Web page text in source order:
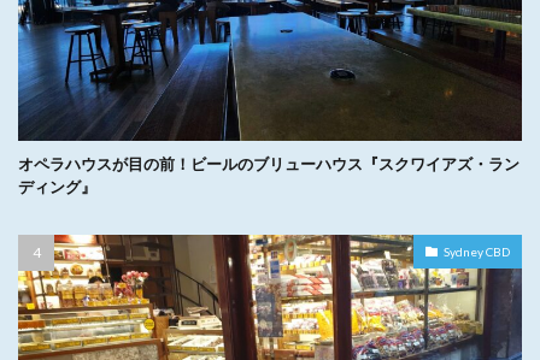
オペラハウスが目の前！ビールのブリューハウス『スクワイアズ・ラン
ディング』
Sydney CBD